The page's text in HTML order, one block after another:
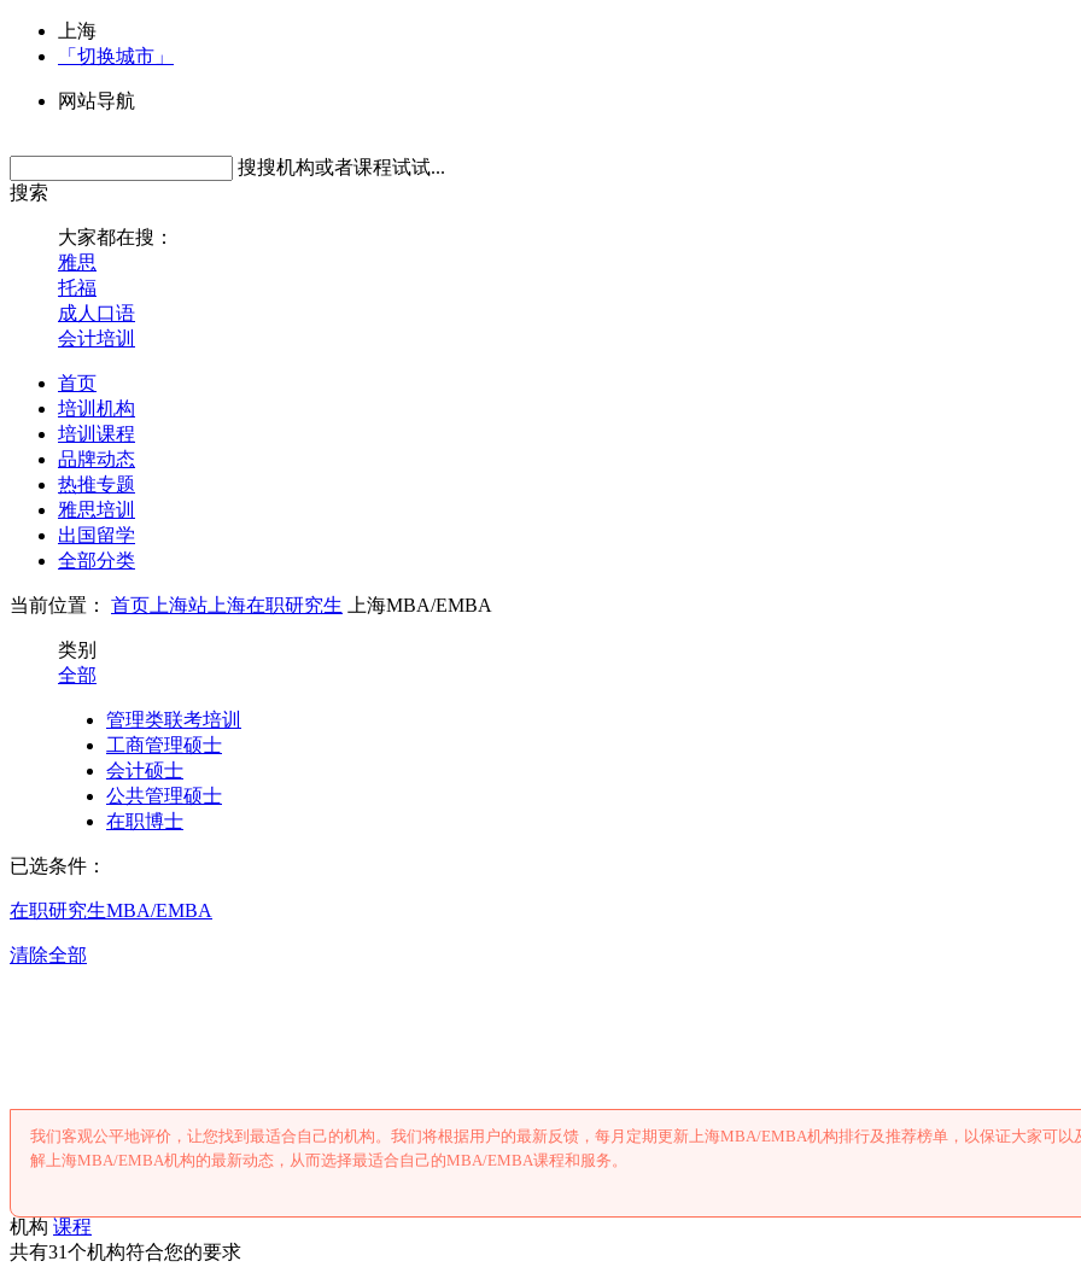
上海
「切换城市」
网站导航
搜搜机构或者课程试试...
搜索
大家都在搜：
雅思
托福
成人口语
会计培训
首页
培训机构
培训课程
品牌动态
热推专题
雅思培训
出国留学
全部分类
当前位置： 首页 上海站 上海在职研究生 上海MBA/EMBA
类别
全部
管理类联考培训
工商管理硕士
会计硕士
公共管理硕士
在职博士
已选条件：
在职研究生MBA/EMBA
清除全部
我们客观公平地评价，让您找到最适合自己的机构。我们将根据用户的最新反馈，每月定期更新上海MBA/EMBA机构排行及推荐榜单，以保证大家可以
解上海MBA/EMBA机构的最新动态，从而选择最适合自己的MBA/EMBA课程和服务。
机构 课程
共有31个机构符合您的要求